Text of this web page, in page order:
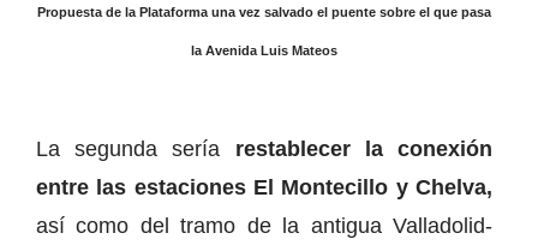
Propuesta de la Plataforma una vez salvado el puente sobre el que pasa
la Avenida Luis Mateos
La segunda sería restablecer la conexión
entre las estaciones El Montecillo y Chelva,
así como del tramo de la antigua Valladolid-